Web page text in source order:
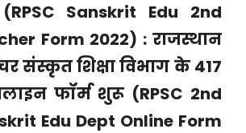
(RPSC Sanskrit Edu 2nd
Form 2022) : राजस्थान
संस्कृत शिक्षा विभाग के 417
फॉर्म शुरू (RPSC 2nd
Edu Dept Online Form